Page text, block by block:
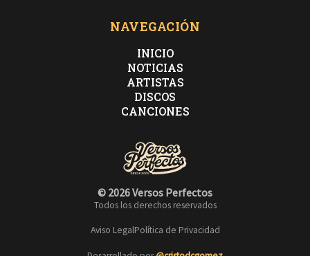
NAVEGACIÓN
INICIO
NOTICIAS
ARTISTAS
DISCOS
CANCIONES
© 2026 Versos Perfectos
Todos los derechos reservados
Aviso LegalPolítica de Privacidad